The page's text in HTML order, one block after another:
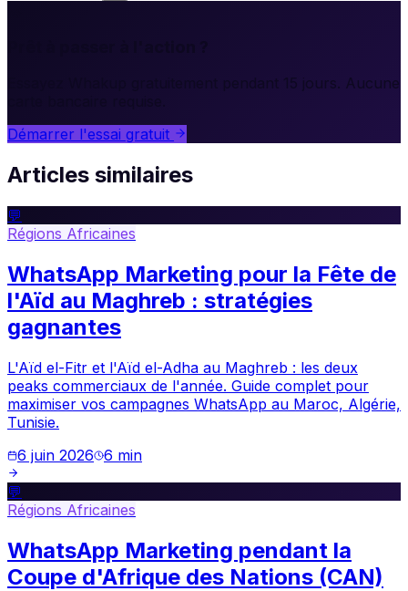
Essayez Whakup gratuitement pendant 15 jours. Aucune
Démarrer l'essai gratuit
Articles similaires
💬
Régions Africaines
WhatsApp Marketing pour la Fête de
l'Aïd au Maghreb : stratégies
gagnantes
L'Aïd el-Fitr et l'Aïd el-Adha au Maghreb : les deux
peaks commerciaux de l'année. Guide complet pour
maximiser vos campagnes WhatsApp au Maroc, Algérie,
Tunisie.
6 juin 2026 6 min
💬
Régions Africaines
WhatsApp Marketing pendant la
Coupe d'Afrique des Nations (CAN)